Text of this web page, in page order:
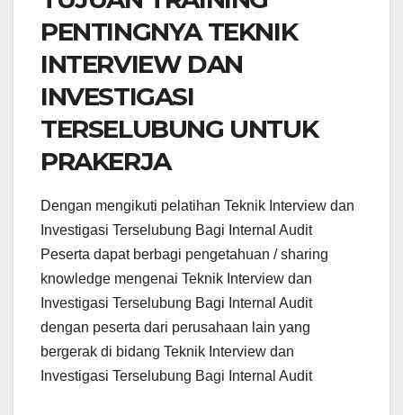
PENTINGNYA TEKNIK
INTERVIEW DAN
INVESTIGASI
TERSELUBUNG UNTUK
PRAKERJA
Dengan mengikuti pelatihan Teknik Interview dan
Investigasi Terselubung Bagi Internal Audit
Peserta dapat berbagi pengetahuan / sharing
knowledge mengenai Teknik Interview dan
Investigasi Terselubung Bagi Internal Audit
dengan peserta dari perusahaan lain yang
bergerak di bidang Teknik Interview dan
Investigasi Terselubung Bagi Internal Audit